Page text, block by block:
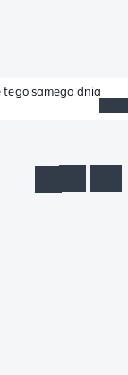
tego samego dnia